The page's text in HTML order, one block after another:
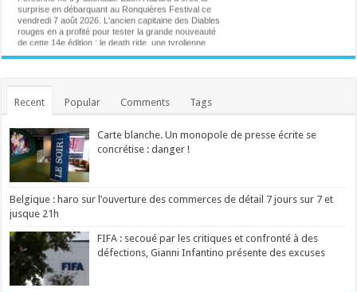
surprise en débarquant au Ronquières Festival ce
vendredi 7 août 2026. L'ancien capitaine des Diables
rouges en a profité pour tester la grande nouveauté
de cette 14e édition : le death ride, une tyrolienne
géante installée au sommet du Plan incliné. ...
Ecrit le 07/08 21:02
Ecrit le 07/08 20:03
Management toxique, interviews complaisantes,
"Legend" et son animateur Guillaume Pley malmenés
Phénomène médiatique fulgurant né en 2023, le
premier podcast de France pèse aujourd'hui
70 millions d'euros. C'est aussi une histoire belge à
plus d'un titre. Une success-story qui fait l'objet de
Ecrit le 07/08 19:56
Des collaborations avec Madonna, Blur, U2 ou
Le producteur britannique multirécompensé William
Orbit, notamment connu pour son travail sur l'album
"Ray of Light" de Madonna et "13" de Blur, est
décédé à l'âge de 69 ans, ont annoncé ses proches
vendredi. ...
Recent Popular Comments Tags
Carte blanche. Un monopole de presse écrite se
concrétise : danger !
Belgique : haro sur l’ouverture des commerces de détail 7 jours sur 7 et
jusque 21h
FIFA : secoué par les critiques et confronté à des
défections, Gianni Infantino présente des excuses